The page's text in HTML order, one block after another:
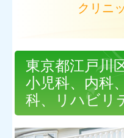
クリニ
東京都江戸川
小児科、内科
科、リハビリ